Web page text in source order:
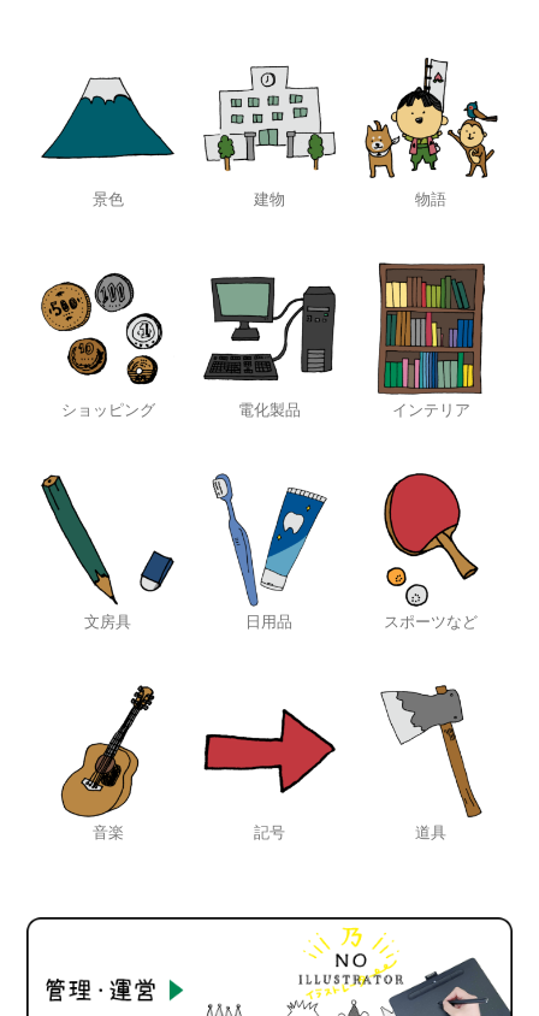
景色 建物 物語
ショッピング 電化製品 インテリア
文房具 日用品 スポーツなど
音楽 記号 道具